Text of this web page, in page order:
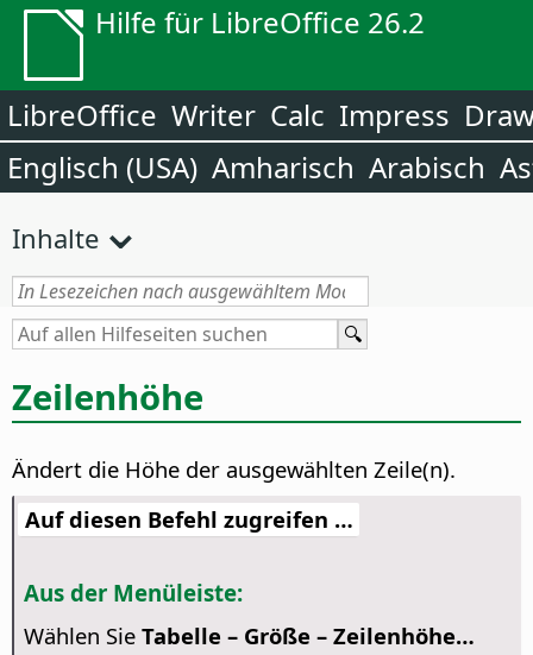
Hilfe für LibreOffice 26.2
LibreOffice Writer Calc Impress
Englisch (USA) Amharisch Arabisch
Inhalte
Zeilenhöhe
Ändert die Höhe der ausgewählten Zeile(n).
Auf diesen Befehl zugreifen …
Aus der Menüleiste:
Wählen Sie Tabelle – Größe – Zeilenhöhe…